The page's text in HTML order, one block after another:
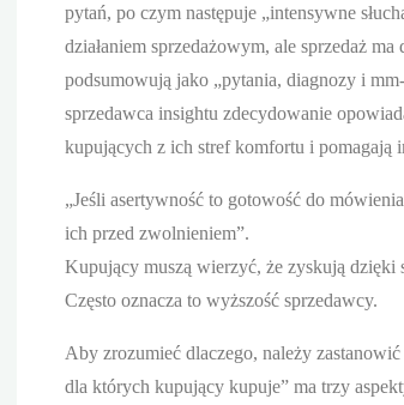
pytań, po czym następuje „intensywne
działaniem sprzedażowym, ale sprzedaż
podsumowują jako „pytania, diagnozy i
sprzedawca insightu zdecydowanie
kupujących z ich stref komfortu i pomagają
„Jeśli asertywność to gotowość do
ich przed zwolnieniem”.
Kupujący muszą wierzyć, że zyskują dzięki
Często oznacza to wyższość sprzedawcy.
Aby zrozumieć dlaczego, należy
dla których kupujący kupuje” ma trzy